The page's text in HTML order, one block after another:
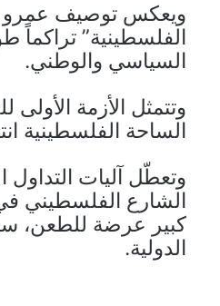
ويعكس توصيف عمرو
الفلسطينية” تراكماً
السياسي والوطني.
وتتمثل الأزمة
الساحة الفلسطينية
وتعطّل آليات
الشارع الفلسطيني
كبير عرضة للطعن،
الدولية.